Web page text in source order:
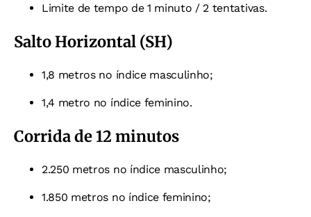
Limite de tempo de 1 minuto / 2 tentativas.
Salto Horizontal (SH)
1,8 metros no índice masculinho;
1,4 metro no índice feminino.
Corrida de 12 minutos
2.250 metros no índice masculinho;
1.850 metros no índice feminino;